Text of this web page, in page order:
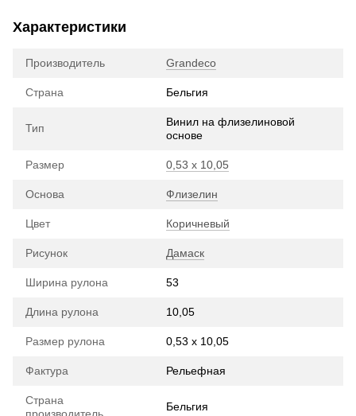
Характеристики
Производитель Grandeco
Страна Бельгия
Тип
Винил на флизелиновой
основе
Размер 0,53 х 10,05
Основа Флизелин
Цвет Коричневый
Рисунок Дамаск
Ширина рулона 53
Длина рулона 10,05
Размер рулона 0,53 х 10,05
Фактура Рельефная
Страна
Бельгия